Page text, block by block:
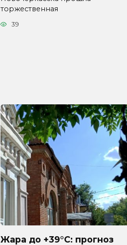
торжественная
39
Жара до +39°C: прогноз